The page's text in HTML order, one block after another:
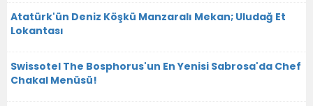
Atatürk'ün Deniz Köşkü Manzaralı Mekan; Uludağ Et
Lokantası
Swissotel The Bosphorus'un En Yenisi Sabrosa'da Chef
Chakal Menüsü!